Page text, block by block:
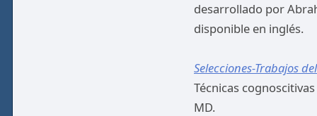
desarrollado por
disponible en inglés.
Selecciones-Trabajos
Técnicas
MD.